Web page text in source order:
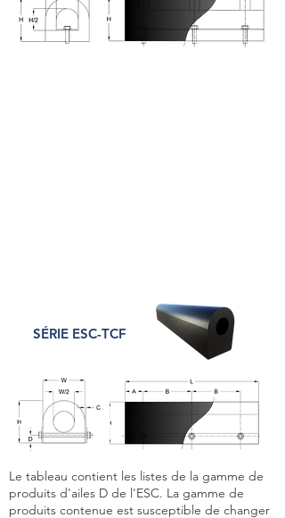
SÉRIE ESC-TCF
Le tableau contient les listes de la gamme de
produits d'ailes D de l'ESC. La gamme de
produits contenue est susceptible de changer